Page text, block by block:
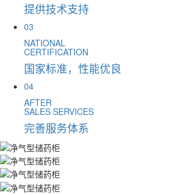
提供技术支持
03
NATIONAL
CERTIFICATION
国家标准，性能优良
04
AFTER
SALES SERVICES
完善服务体系